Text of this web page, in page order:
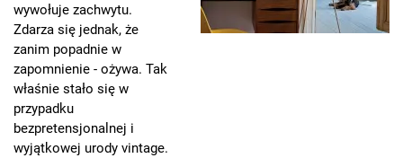
wywołuje zachwytu.
Zdarza się jednak, że
zanim popadnie w
zapomnienie - ożywa. Tak
właśnie stało się w
przypadku
bezpretensjonalnej i
wyjątkowej urody vintage.